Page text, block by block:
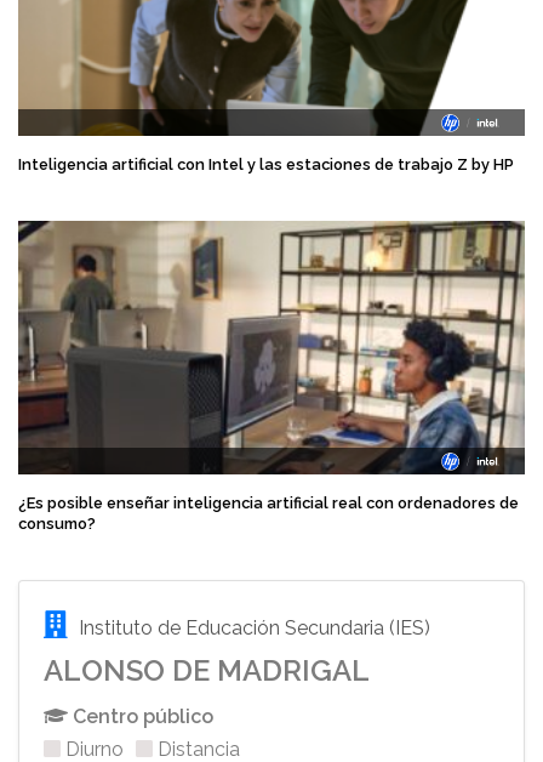
Inteligencia artificial con Intel y las estaciones de trabajo Z by HP
¿Es posible enseñar inteligencia artificial real con ordenadores de
consumo?
Instituto de Educación Secundaria (IES)
ALONSO DE MADRIGAL
Centro público
Diurno
Distancia